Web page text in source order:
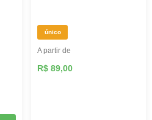
único
A partir de
R$ 89,00